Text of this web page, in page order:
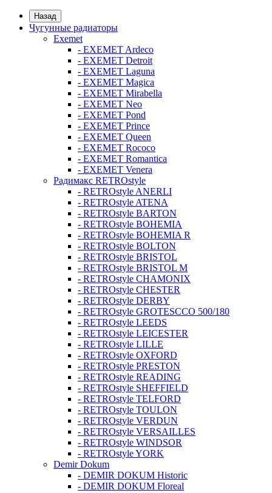
Назад
Чугунные радиаторы
Exemet
- EXEMET Ardeco
- EXEMET Detroit
- EXEMET Laguna
- EXEMET Magica
- EXEMET Mirabella
- EXEMET Neo
- EXEMET Pond
- EXEMET Prince
- EXEMET Queen
- EXEMET Rococo
- EXEMET Romantica
- EXEMET Venera
Радимакс RETROstyle
- RETROstyle ANERLI
- RETROstyle ATENA
- RETROstyle BARTON
- RETROstyle BOHEMIA
- RETROstyle BOHEMIA R
- RETROstyle BOLTON
- RETROstyle BRISTOL
- RETROstyle BRISTOL M
- RETROstyle CHAMONIX
- RETROstyle CHESTER
- RETROstyle DERBY
- RETROstyle GROTESCCO 500/180
- RETROstyle LEEDS
- RETROstyle LEICESTER
- RETROstyle LILLE
- RETROstyle OXFORD
- RETROstyle PRESTON
- RETROstyle READING
- RETROstyle SHEFFIELD
- RETROstyle TELFORD
- RETROstyle TOULON
- RETROstyle VERDUN
- RETROstyle VERSAILLES
- RETROstyle WINDSOR
- RETROstyle YORK
Demir Dokum
- DEMIR DOKUM Historic
- DEMIR DOKUM Floreal